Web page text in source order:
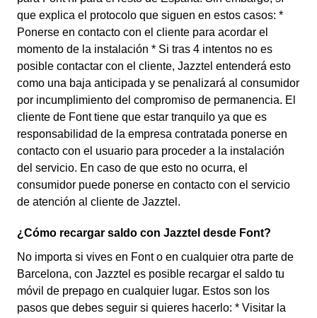
que explica el protocolo que siguen en estos casos: *
Ponerse en contacto con el cliente para acordar el
momento de la instalación * Si tras 4 intentos no es
posible contactar con el cliente, Jazztel entenderá esto
como una baja anticipada y se penalizará al consumidor
por incumplimiento del compromiso de permanencia. El
cliente de Font tiene que estar tranquilo ya que es
responsabilidad de la empresa contratada ponerse en
contacto con el usuario para proceder a la instalación
del servicio. En caso de que esto no ocurra, el
consumidor puede ponerse en contacto con el servicio
de atención al cliente de Jazztel.
¿Cómo recargar saldo con Jazztel desde Font?
No importa si vives en Font o en cualquier otra parte de
Barcelona, con Jazztel es posible recargar el saldo tu
móvil de prepago en cualquier lugar. Estos son los
pasos que debes seguir si quieres hacerlo: * Visitar la